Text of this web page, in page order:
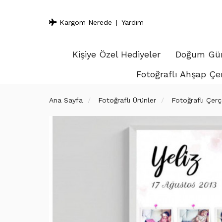
Kargom Nerede Yardım
Kişiye Özel Hediyeler
Doğum
Fotoğraflı Ahşap
Ana Sayfa Fotoğraflı Ürünler Fotoğraflı